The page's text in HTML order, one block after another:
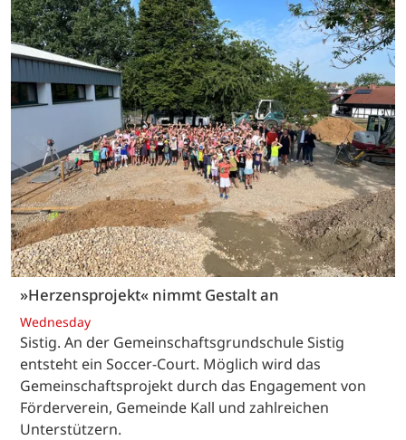
»Herzensprojekt« nimmt Gestalt an
Wednesday
Sistig. An der Gemeinschaftsgrundschule Sistig
entsteht ein Soccer-Court. Möglich wird das
Gemeinschaftsprojekt durch das Engagement von
Förderverein, Gemeinde Kall und zahlreichen
Unterstützern.